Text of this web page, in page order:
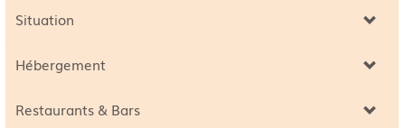
Situation
Hébergement
Restaurants & Bars